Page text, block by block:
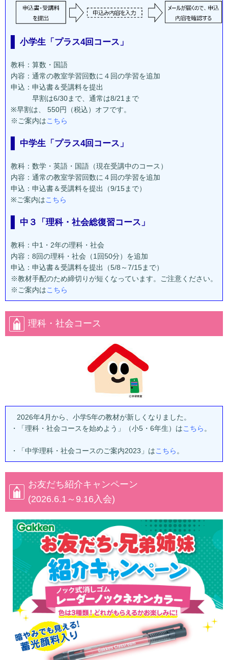
小学生「プラス4回コース」
教科：算数・国語
内容：通常の教室学習回数に４回の学習を追加
申込：申込書＆受講料を提出
早割は6/30まで、通常は8/21まで
※早割は、 550円（税込）オフです。
※ご案内はこちら
中学生「プラス4回コース」
教科：数学・英語・国語（現在受講中のコース）
内容：通常の教室学習回数に４回の学習を追加
申込：申込書＆受講料を提出（9/15まで）
※ご案内はこちら
中３「理科・社会総復習コース」
教科：中1・2年の理科・社会
内容：8回の理科・社会（1回50分）を追加
申込：申込書＆受講料を提出（5/8～7/15まで）
※教材手配のため締切りが短くなっています。ご注意ください。
※ご案内はこちら
理科・社会コース
2026年4月から、小学5年の教材が新しくなりました。
・「理科・社会コースを始めよう」（小5・6年生）はこちら 。
・「中学理科・社会コースのご案内2023」はこちら 。
お友だち紹介キャンペーン
(2026.6.1～9.16入会)